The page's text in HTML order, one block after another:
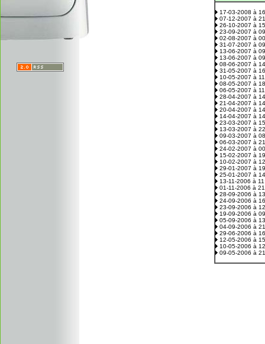
17-03-2008 à
07-12-2007 à
26-10-2007 à
23-09-2007 à
02-08-2007 à
31-07-2007 à
13-06-2007 à
13-06-2007 à
08-06-2007 à
31-05-2007 à
10-05-2007 à
08-05-2007 à
06-05-2007 à
28-04-2007 à
21-04-2007 à
20-04-2007 à
14-04-2007 à
23-03-2007 à
13-03-2007 à
09-03-2007 à
06-03-2007 à
24-02-2007 à
15-02-2007 à
10-02-2007 à
29-01-2007 à
25-01-2007 à
13-11-2006 à
01-11-2006 à
28-09-2006 à
24-09-2006 à
23-09-2006 à
19-09-2006 à
05-09-2006 à
04-09-2006 à
29-06-2006 à
12-05-2006 à
10-05-2006 à
09-05-2006 à